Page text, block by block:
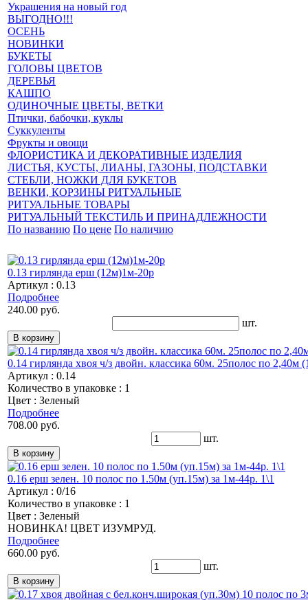
Украшения на новый год
ВЫГОДНО!!!
ОСЕНЬ
НОВИНКИ
БУКЕТЫ
ГОЛОВЫ ЦВЕТОВ
ДЕРЕВЬЯ
КАШПО
ОДИНОЧНЫЕ ЦВЕТЫ, ВЕТКИ
Птички, бабочки, куклы
Суккуленты
Фрукты и овощи
ФЛОРИСТИКА И ДЕКОРАТИВНЫЕ ИЗДЕЛИЯ
ЛИСТЬЯ, КУСТЫ, ЛИАНЫ, ГАЗОНЫ, ПОДСТАВКИ
СТЕБЛИ, НОЖКИ ДЛЯ БУКЕТОВ
ВЕНКИ, КОРЗИНЫ РИТУАЛЬНЫЕ
РИТУАЛЬНЫЕ ТОВАРЫ
РИТУАЛЬНЫЙ ТЕКСТИЛЬ И ПРИНАДЛЕЖНОСТИ
По названию По цене По наличию
0.13 гирлянда ерш (12м)1м-20р
Артикул : 0.13
Подробнее
240.00 руб.
шт.
0.14 гирлянда хвоя ч/з двойн. классика 60м. 25полос по 2,40м
Артикул : 0.14
Количество в упаковке : 1
Цвет : Зеленый
Подробнее
708.00 руб.
шт.
0.16 ерш зелен. 10 полос по 1.50м (уп.15м) за 1м-44р. 1\1
Артикул : 0/16
Количество в упаковке : 1
Цвет : Зеленый
НОВИНКА! ЦВЕТ ИЗУМРУД.
Подробнее
660.00 руб.
шт.